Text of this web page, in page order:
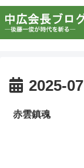
2025-07
赤雲鎮魂